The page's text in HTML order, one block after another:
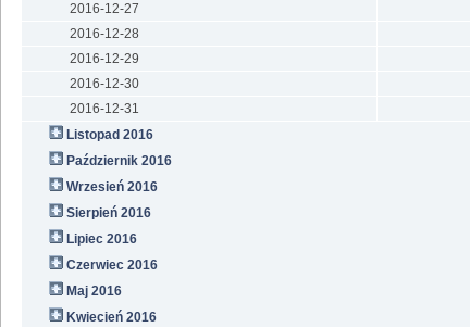
2016-12-27
2016-12-28
2016-12-29
2016-12-30
2016-12-31
Listopad 2016
Październik 2016
Wrzesień 2016
Sierpień 2016
Lipiec 2016
Czerwiec 2016
Maj 2016
Kwiecień 2016